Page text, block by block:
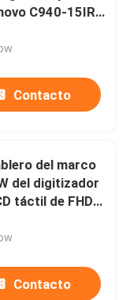
C940-15IRH
Contacto
del marco
del digitizador
táctil de FHD
Lenovo
Contacto